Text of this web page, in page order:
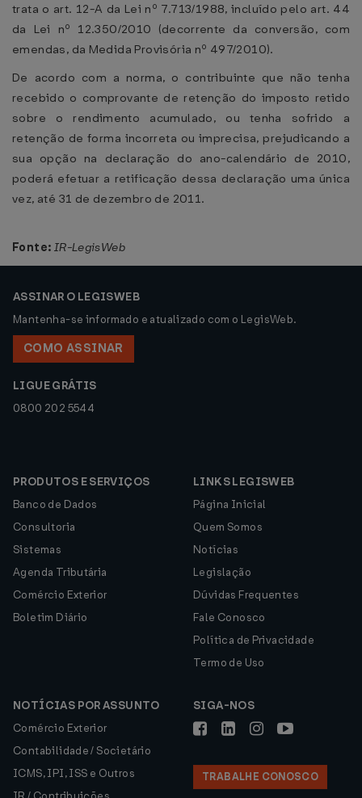
trata o art. 12-A da Lei nº 7.713/1988, incluído pelo art. 44
da Lei nº 12.350/2010 (decorrente da conversão, com
emendas, da Medida Provisória nº 497/2010).
De acordo com a norma, o contribuinte que não tenha
recebido o comprovante de retenção do imposto retido
sobre o rendimento acumulado, ou tenha sofrido a
retenção de forma incorreta ou imprecisa, prejudicando a
sua opção na declaração do ano-calendário de 2010,
poderá efetuar a retificação dessa declaração uma única
vez, até 31 de dezembro de 2011.
Fonte: IR-LegisWeb
ASSINAR O LEGISWEB
Mantenha-se informado e atualizado com o LegisWeb.
COMO ASSINAR
LIGUE GRÁTIS
0800 202 5544
PRODUTOS E SERVIÇOS
Banco de Dados
Consultoria
Sistemas
Agenda Tributária
Comércio Exterior
Boletim Diário
LINKS LEGISWEB
Página Inicial
Quem Somos
Notícias
Legislação
Dúvidas Frequentes
Fale Conosco
Política de Privacidade
Termo de Uso
NOTÍCIAS POR ASSUNTO
Comércio Exterior
Contabilidade / Societário
ICMS, IPI, ISS e Outros
SIGA-NOS
TRABALHE CONOSCO